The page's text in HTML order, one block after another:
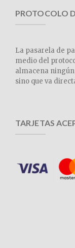
PROTOCOLO
La pasarela de
medio del
almacena
sino que va
TARJETAS